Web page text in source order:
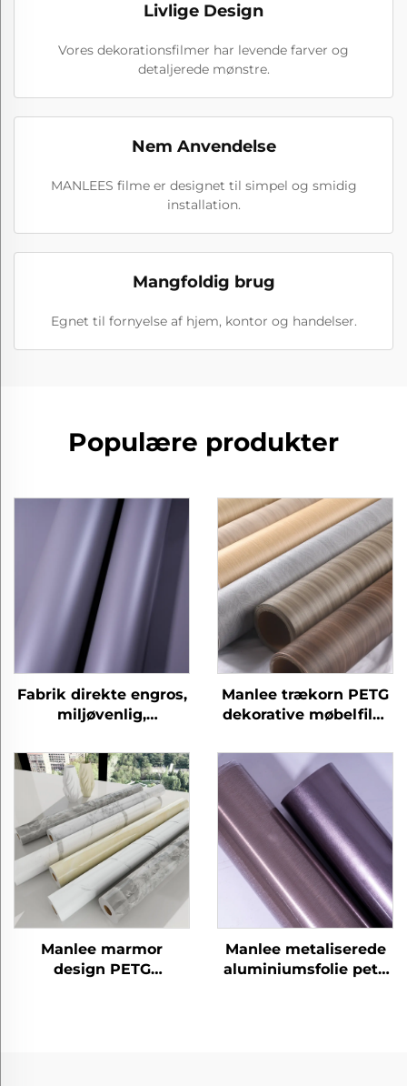
Livlige Design
Vores dekorationsfilmer har levende farver og
detaljerede mønstre.
Nem Anvendelse
MANLEES filme er designet til simpel og smidig
installation.
Mangfoldig brug
Egnet til fornyelse af hjem, kontor og handelser.
Populære produkter
Fabrik direkte engros,
miljøvenlig,
hjemmekontor, hotel,
petg møbler,
dekorative
trækornfilm
Manlee trækorn PETG
dekorative møbelfilm
hotel
Manlee marmor
design PETG
Manlee metaliserede
aluminiumsfolie petg